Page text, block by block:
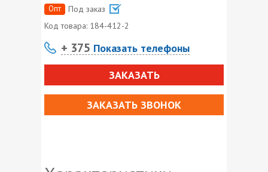
Опт
Под заказ
Код товара: 184-412-2
+ 375 Показать телефоны
ЗАКАЗАТЬ
ЗАКАЗАТЬ ЗВОНОК